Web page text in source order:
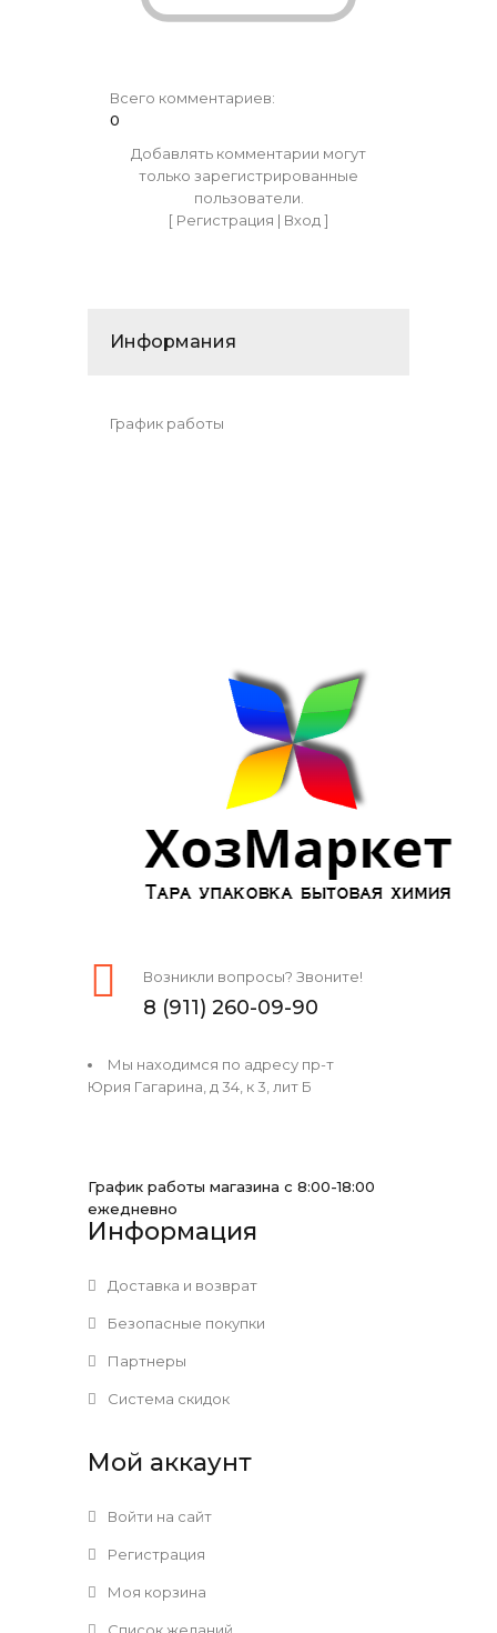
Всего комментариев:
0
Добавлять комментарии могут
только зарегистрированные
пользователи.
[ Регистрация | Вход]
Информания
График работы
Возникли вопросы? Звоните!
8 (911) 260-09-90
Мы находимся по адресу пр-т
Юрия Гагарина, д 34, к 3, лит Б
График работы магазина с 8:00-18:00
ежедневно
Информация
Доставка и возврат
Безопасные покупки
Партнеры
Система скидок
Мой аккаунт
Войти на сайт
Регистрация
Моя корзина